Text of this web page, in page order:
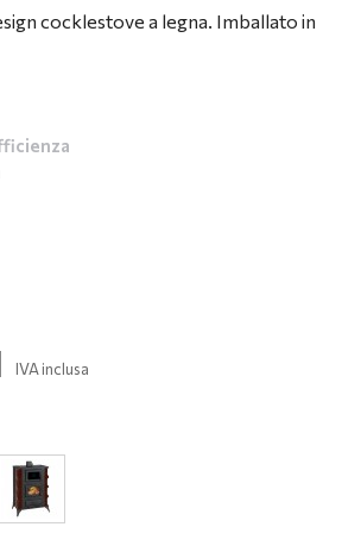
cocklestove a legna. Imballato in
IVA inclusa